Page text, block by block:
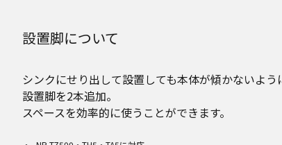
設置脚について
シンクにせり出して設置しても本体が傾かないよ
設置脚を2本追加。
スペースを効率的に使うことができます。